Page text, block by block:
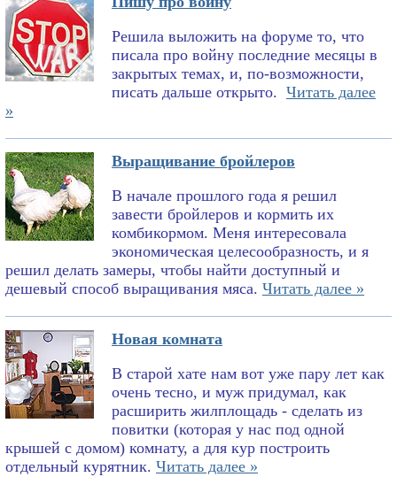
Решила выложить на форуме то, что
писала про войну последние месяцы в
закрытых темах, и, по-возможности,
писать дальше открыто. Читать далее
»
Выращивание бройлеров
В начале прошлого года я решил
завести бройлеров и кормить их
комбикормом. Меня интересовала
экономическая целесообразность, и я
решил делать замеры, чтобы найти доступный и
дешевый способ выращивания мяса. Читать далее »
Новая комната
В старой хате нам вот уже пару лет как
очень тесно, и муж придумал, как
расширить жилплощадь - сделать из
повитки (которая у нас под одной
крышей с домом) комнату, а для кур построить
отдельный курятник. Читать далее »